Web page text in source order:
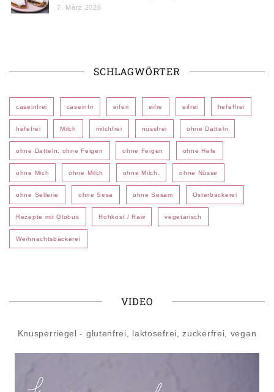
7. März 2026
SCHLAGWÖRTER
caseinfrei caseinfri eiferi eifre eifrei hefeffrei
hefefrei Milch milchfrei nussfrei ohne Datteln
ohne Datteln. ohne Feigen ohne Feigen ohne Hefe
ohne Mich ohne Milch ohne Milch. ohne Nüsse
ohne Sellerie ohne Sesa ohne Sesam Osterbäckerei
Rezepte mit Globus Rohkost / Raw vegetarisch
Weihnachtsbäckerei
VIDEO
Knusperriegel - glutenfrei, laktosefrei, zuckerfrei, vegan